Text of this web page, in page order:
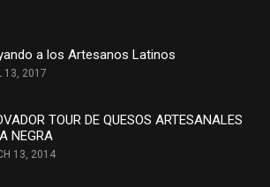
a los Artesanos Latinos
13, 2017
TOUR DE QUESOS ARTESANALES
NEGRA
13, 2014